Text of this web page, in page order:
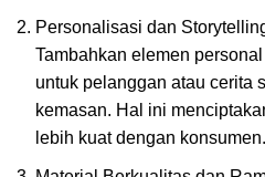
Personalisasi dan
Tambahkan elemen
untuk pelanggan atau cerita
kemasan. Hal ini
lebih kuat dengan konsumen.